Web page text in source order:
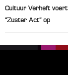
Cultuur Verheft
“Zuster Act” op